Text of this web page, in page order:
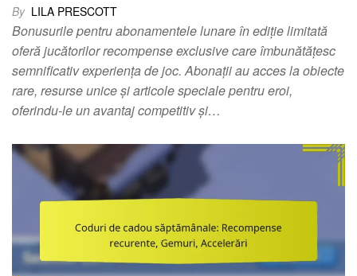
By LILA PRESCOTT
Bonusurile pentru abonamentele lunare în ediție limitată
oferă jucătorilor recompense exclusive care îmbunătățesc
semnificativ experiența de joc. Abonații au acces la obiecte
rare, resurse unice și articole speciale pentru eroi,
oferindu-le un avantaj competitiv și…